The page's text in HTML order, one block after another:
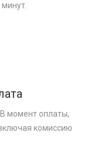
момент оплаты,
комиссию